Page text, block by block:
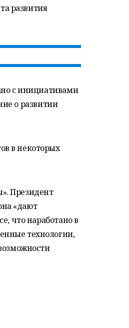
развития
с инициативами
о развитии
в некоторых
Президент
«дают
что наработано в
технологии,